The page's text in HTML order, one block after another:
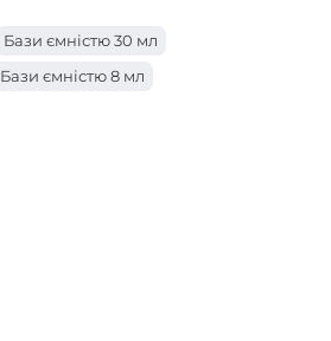
Бази ємністю 30 мл
Бази ємністю 8 мл